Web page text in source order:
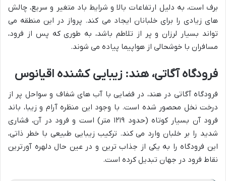
برف است، به دلیل ارتفاعات بالا و شرایط باد متغیر و سریع، چالش
های زیادی را برای خلبانان ایجاد می کند. پرواز در این منطقه می
تواند بسیار لرزان و پر از تلاطم باشد، به طوری که پس از فرود،
مسافران با خوشحالی از هواپیما پیاده می شوند.
فرودگاه آگاتی، هند: زیبایی کشنده اقیانوس
فرودگاه آگاتی در هند، در فضایی با آب های شفاف و سواحل پر از
درخت نخل محصور شده است. با وجود این منظره آرام و زیبا، باند
فرود آن بسیار کوتاه (حدود ۱۲۱۹ متر) است و فرود در آن، فشاری
شدید را بر خلبان وارد می کند. ترکیب زیبایی طبیعی با خطر ذاتی،
این فرودگاه را به یکی از جذاب ترین و در عین حال دلهره آورترین
نقاط فرود در جهان تبدیل کرده است.